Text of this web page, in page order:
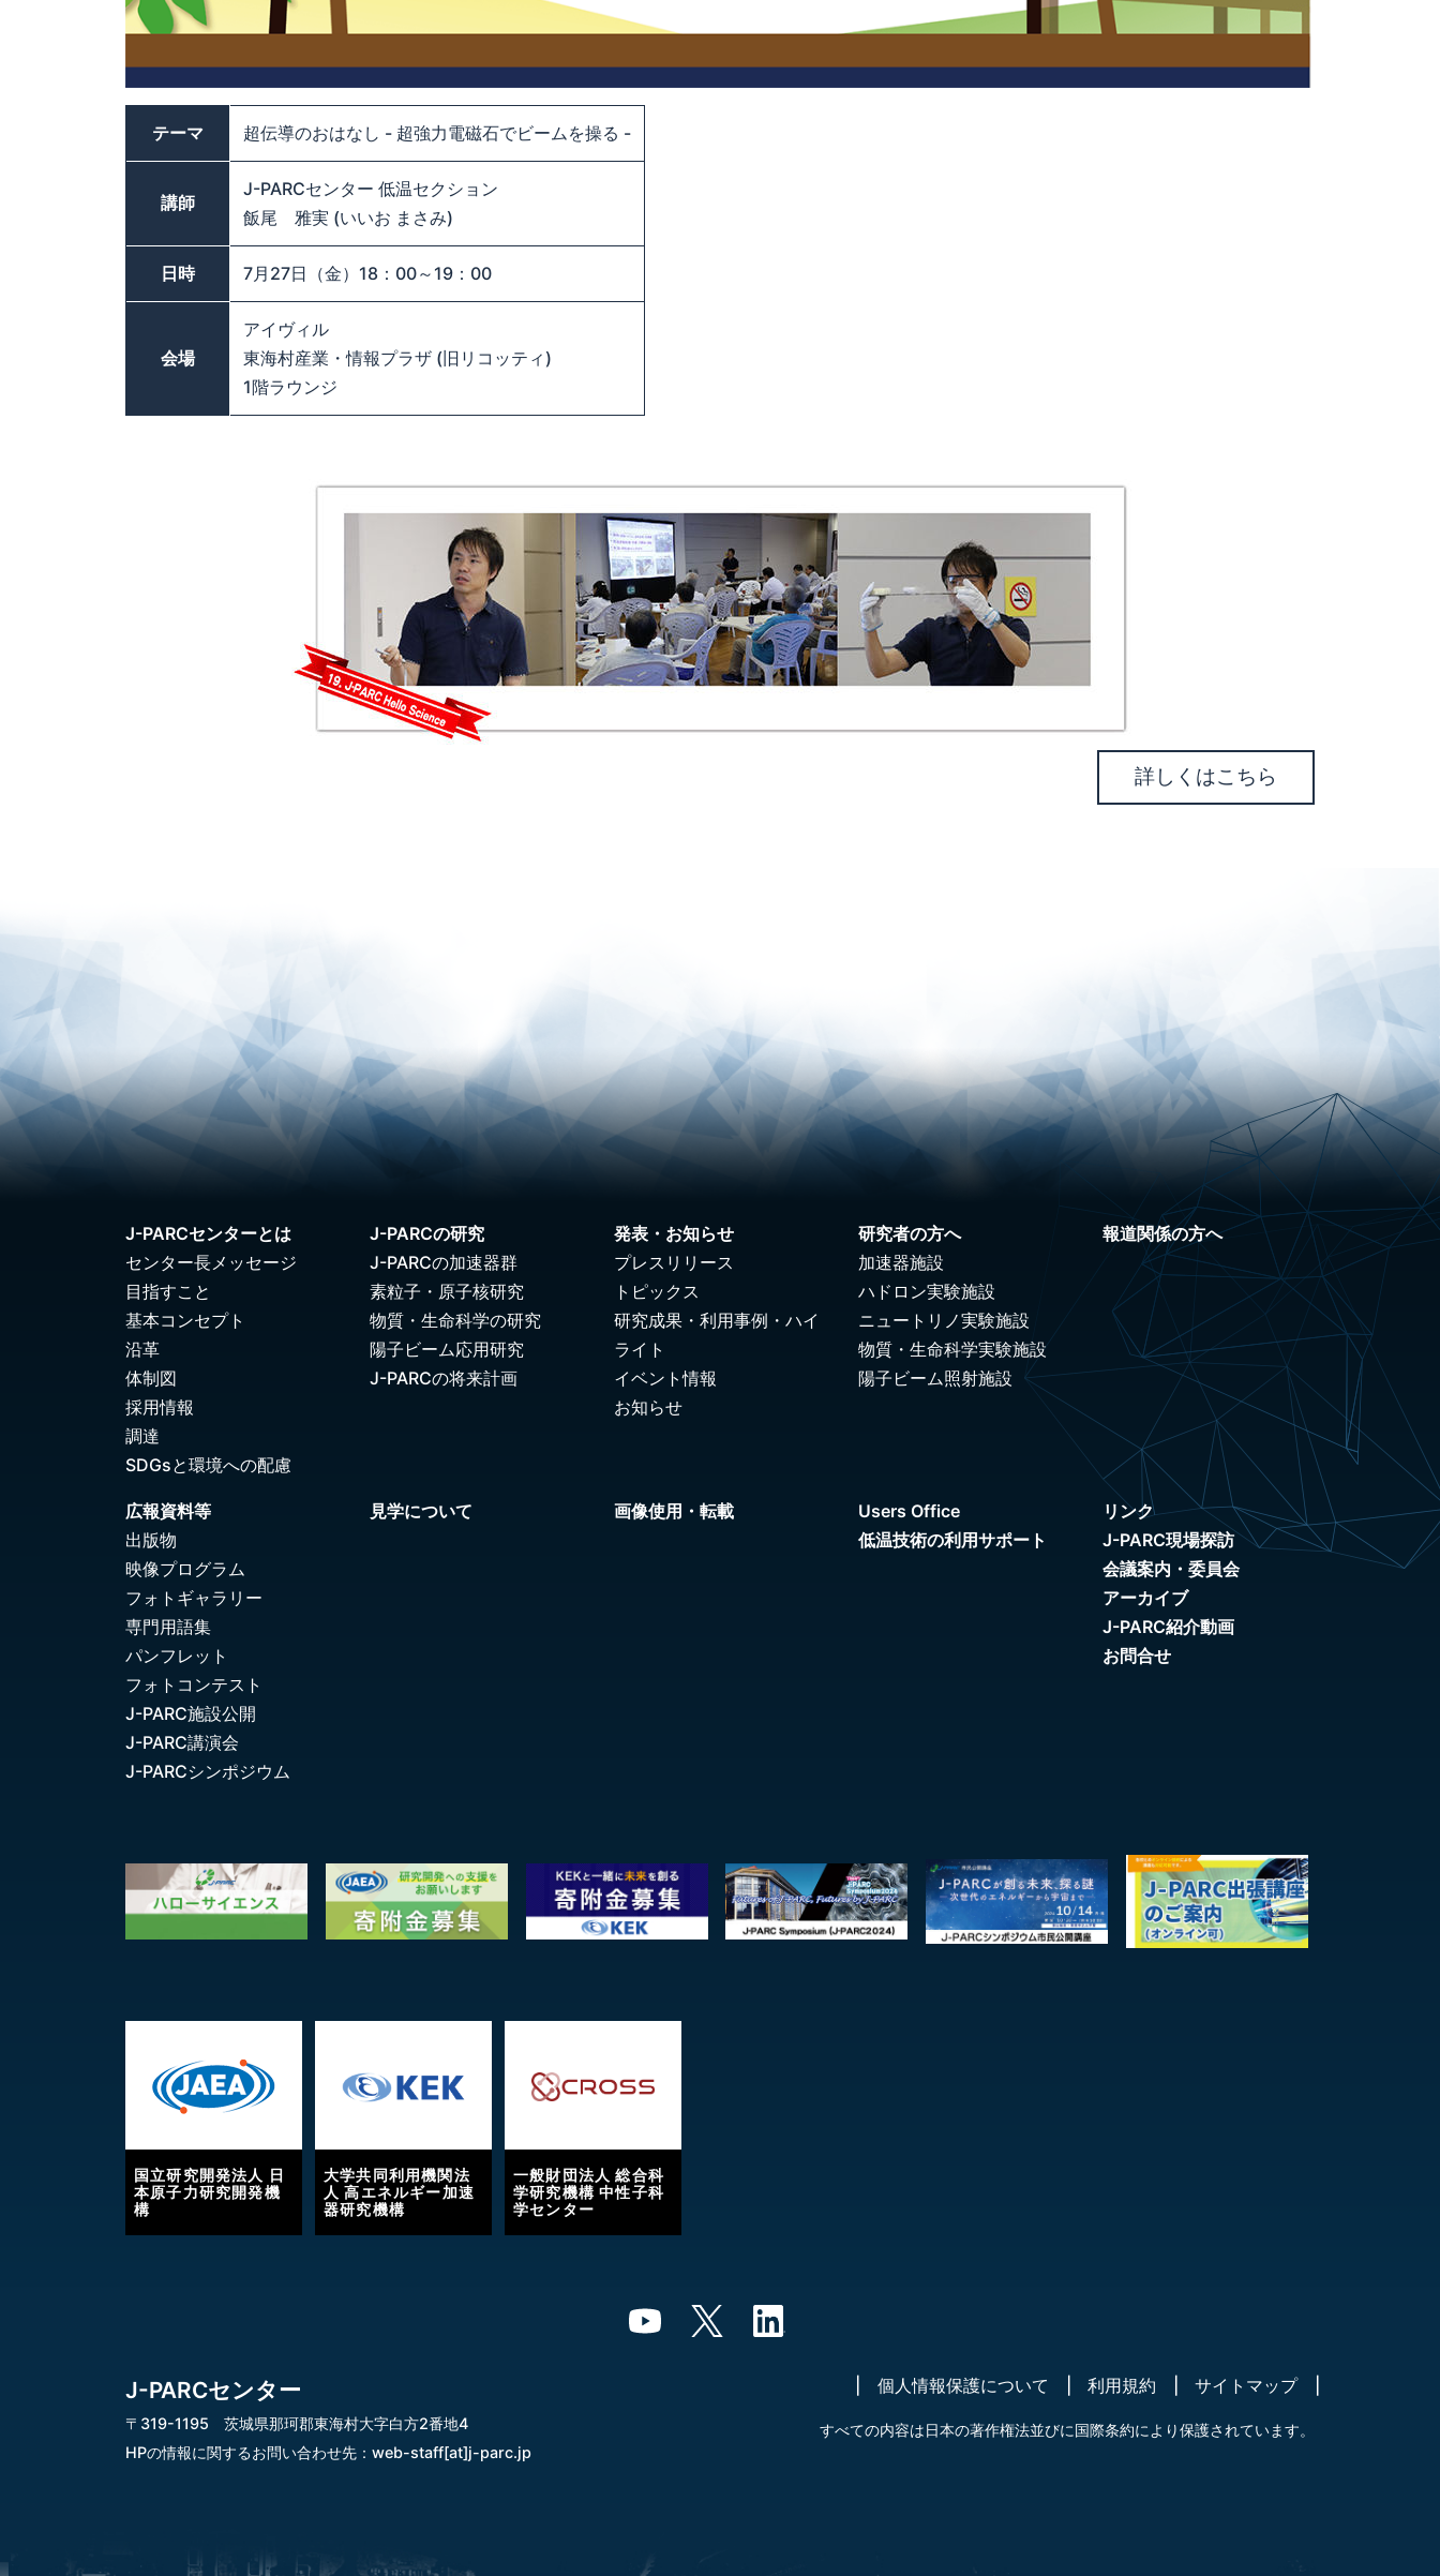
テーマ 超伝導のおはなし - 超強力電磁石でビームを操る -
講師
J-PARCセンター 低温セクション
飯尾 雅実 (いいお まさみ)
日時 7月27日（金）18：00～19：00
会場
アイヴィル
東海村産業・情報プラザ (旧リコッティ)
1階ラウンジ
詳しくはこちら
J-PARCセンターとは
センター長メッセージ
目指すこと
基本コンセプト
沿革
体制図
採用情報
調達
SDGsと環境への配慮
J-PARCの研究
J-PARCの加速器群
素粒子・原子核研究
物質・生命科学の研究
陽子ビーム応用研究
J-PARCの将来計画
発表・お知らせ
プレスリリース
トピックス
研究成果・利用事例・ハイ
ライト
イベント情報
お知らせ
研究者の方へ
加速器施設
ハドロン実験施設
ニュートリノ実験施設
物質・生命科学実験施設
陽子ビーム照射施設
報道関係の方へ
広報資料等
出版物
映像プログラム
フォトギャラリー
専門用語集
パンフレット
フォトコンテスト
J-PARC施設公開
J-PARC講演会
J-PARCシンポジウム
見学について 画像使用・転載
Users Office
低温技術の利用サポート
リンク
J-PARC現場探訪
会議案内・委員会
アーカイブ
J-PARC紹介動画
お問合せ
国立研究開発法人 日
本原子力研究開発機
構
大学共同利用機関法
人 高エネルギー加速
器研究機構
一般財団法人 総合科
学研究機構 中性子科
学センター
J-PARCセンター
〒319-1195 茨城県那珂郡東海村大字白方2番地4
HPの情報に関するお問い合わせ先： web-staff[at]j-parc.jp
個人情報保護について 利用規約 サイトマップ
すべての内容は日本の著作権法並びに国際条約により保護されています。